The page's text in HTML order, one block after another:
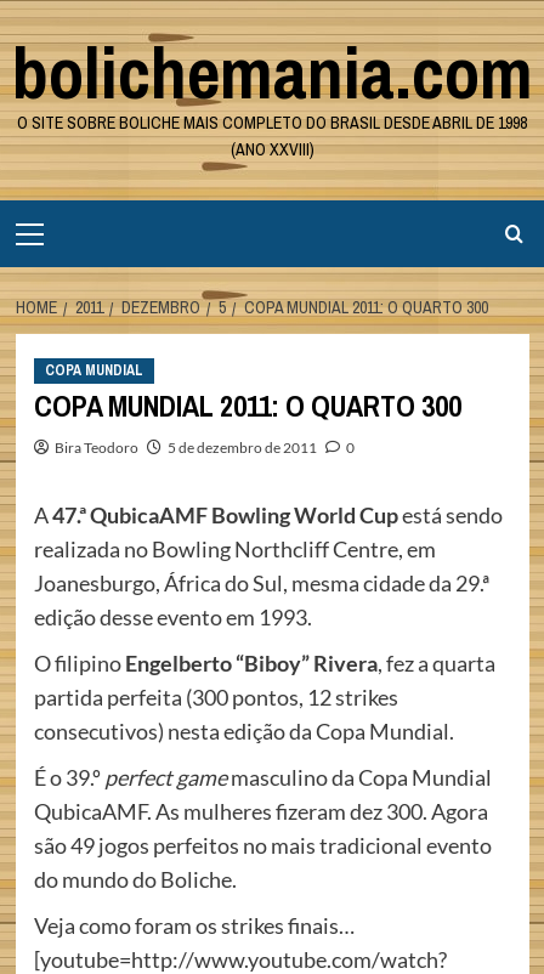
Skip
to
content
bolichemania.com
O SITE SOBRE BOLICHE MAIS COMPLETO DO BRASIL DESDE ABRIL DE 1998
(ANO XXVIII)
Menu
HOME 2011 DEZEMBRO 5 COPA MUNDIAL 2011: O QUARTO 300
COPA MUNDIAL
COPA MUNDIAL 2011: O QUARTO 300
Bira Teodoro 5 de dezembro de 2011 0
A47.ª QubicaAMF Bowling World Cupestá sendo
realizada no Bowling Northcliff Centre, em
Joanesburgo, África do Sul, mesma cidade da 29.ª
edição desse evento em 1993.
O filipinoEngelberto “Biboy” Rivera, fez a quarta
partida perfeita (300 pontos, 12 strikes
consecutivos) nesta edição da Copa Mundial.
É o 39.ºperfect gamemasculino da Copa Mundial
QubicaAMF. As mulheres fizeram dez 300. Agora
são 49 jogos perfeitos no mais tradicional evento
do mundo do Boliche.
Veja como foram os strikes finais…
[youtube=http://www.youtube.com/watch?